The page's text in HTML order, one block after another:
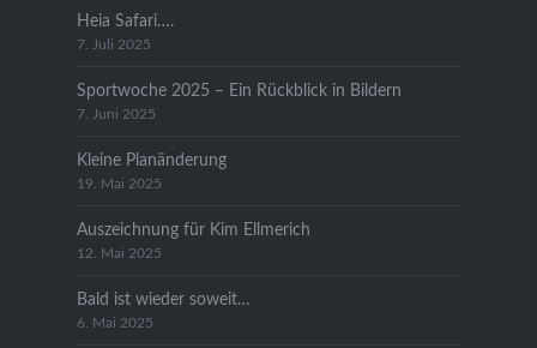
Heia Safari….
7. Juli 2025
Sportwoche 2025 – Ein Rückblick in Bildern
7. Juni 2025
Kleine Planänderung
19. Mai 2025
Auszeichnung für Kim Ellmerich
12. Mai 2025
Bald ist wieder soweit…
6. Mai 2025